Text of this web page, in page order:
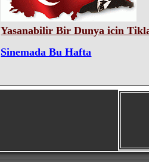
Yasanabilir Bir Dunya icin
Sinemada Bu Hafta